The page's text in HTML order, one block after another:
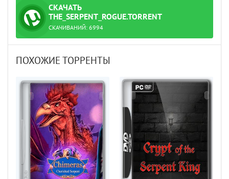
СКАЧАТЬ
ТОРРЕНТ
THE_SERPENT_ROGUE.TORRENT
СКАЧИВАНИЙ: 6994
ПОХОЖИЕ ТОРРЕНТЫ